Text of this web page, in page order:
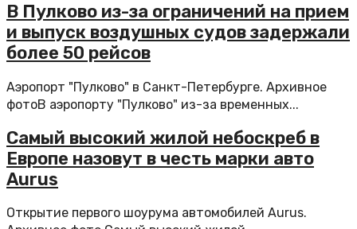
В Пулково из-за ограничений на прием
и выпуск воздушных судов задержали
более 50 рейсов
Аэропорт "Пулково" в Санкт-Петербурге. Архивное
фотоВ аэропорту "Пулково" из-за временных...
Самый высокий жилой небоскреб в
Европе назовут в честь марки авто
Aurus
Открытие первого шоурума автомобилей Aurus.